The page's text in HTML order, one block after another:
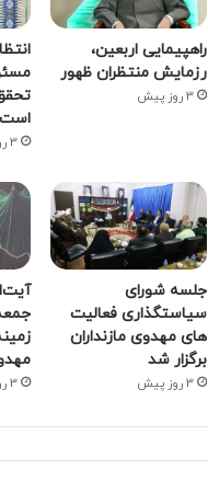
راهپیمایی اربعین،
رزمایش منتظران ظهور
3 روز پیش
است
3 روز پیش
جلسه شورای
سیاستگذاری فعالیت
های مهدوی مازنداران
برگزار شد
3 روز پیش 3 روز پیش